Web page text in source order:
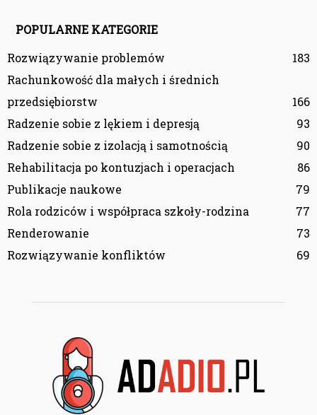
POPULARNE KATEGORIE
Rozwiązywanie problemów
183
Rachunkowość dla małych i średnich
przedsiębiorstw
166
Radzenie sobie z lękiem i depresją
93
Radzenie sobie z izolacją i samotnością
90
Rehabilitacja po kontuzjach i operacjach
86
Publikacje naukowe
79
Rola rodziców i współpraca szkoły-rodzina
77
Renderowanie
73
Rozwiązywanie konfliktów
69